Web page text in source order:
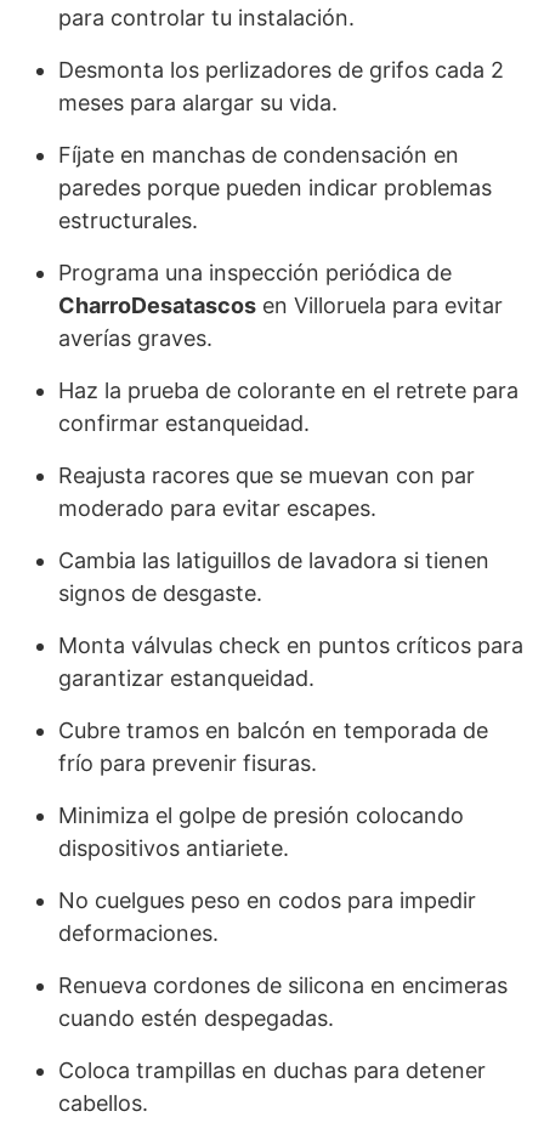
para controlar tu instalación.
Desmonta los perlizadores de grifos cada 2
meses para alargar su vida.
Fíjate en manchas de condensación en
paredes porque pueden indicar problemas
estructurales.
Programa una inspección periódica de
CharroDesatascos en Villoruela para evitar
averías graves.
Haz la prueba de colorante en el retrete para
confirmar estanqueidad.
Reajusta racores que se muevan con par
moderado para evitar escapes.
Cambia las latiguillos de lavadora si tienen
signos de desgaste.
Monta válvulas check en puntos críticos para
garantizar estanqueidad.
Cubre tramos en balcón en temporada de
frío para prevenir fisuras.
Minimiza el golpe de presión colocando
dispositivos antiariete.
No cuelgues peso en codos para impedir
deformaciones.
Renueva cordones de silicona en encimeras
cuando estén despegadas.
Coloca trampillas en duchas para detener
cabellos.